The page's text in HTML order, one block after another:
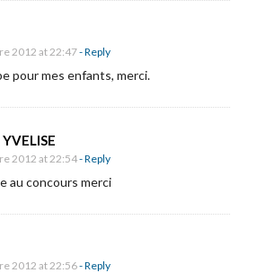
2012 at 22:47- Reply
pour mes enfants, merci.
2012 at 22:54- Reply
au concours merci
2012 at 22:56- Reply